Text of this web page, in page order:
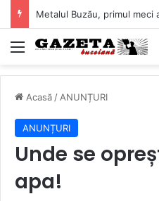
Mediu
Acasă / ANUNȚURI
ANUNȚURI
Unde se
apa!